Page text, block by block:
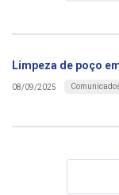
Limpeza de poço
08/09/2025